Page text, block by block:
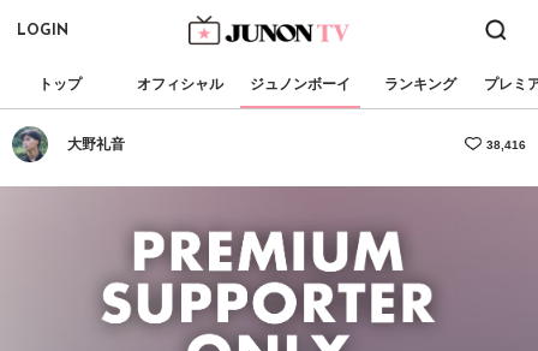
LOGIN
トップ オフィシャル ジュノンボーイ ランキング プレミ
大野礼音 38,416